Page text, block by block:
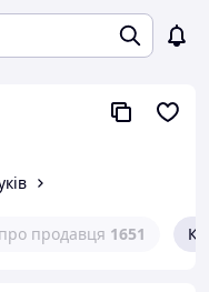
продавця 1651